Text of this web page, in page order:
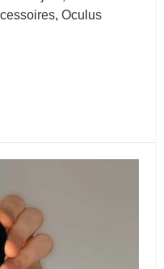
Oculus